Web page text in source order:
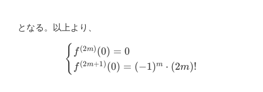
となる。以上より、
{ f (2m) (0) = 0
f (2m+1 ) (0) = (−1)m ⋅ (2m)!